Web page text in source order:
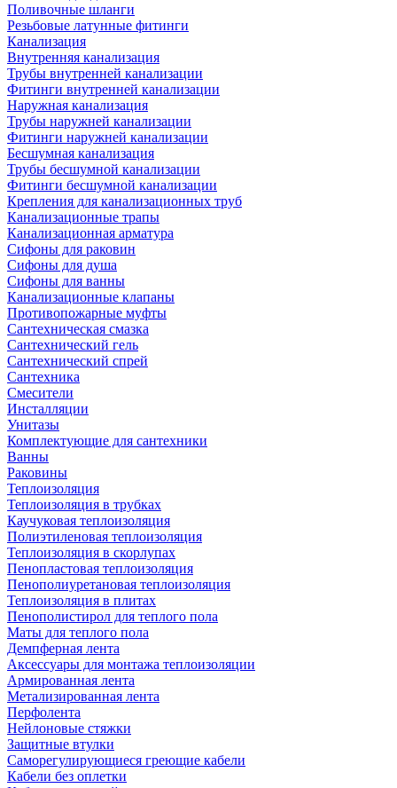
Поливочные шланги
Резьбовые латунные фитинги
Канализация
Внутренняя канализация
Трубы внутренней канализации
Фитинги внутренней канализации
Наружная канализация
Трубы наружней канализации
Фитинги наружней канализации
Бесшумная канализация
Трубы бесшумной канализации
Фитинги бесшумной канализации
Крепления для канализационных труб
Канализационные трапы
Канализационная арматура
Сифоны для раковин
Сифоны для душа
Сифоны для ванны
Канализационные клапаны
Противопожарные муфты
Сантехническая смазка
Сантехнический гель
Сантехнический спрей
Сантехника
Смесители
Инсталляции
Унитазы
Комплектующие для сантехники
Ванны
Раковины
Теплоизоляция
Теплоизоляция в трубках
Каучуковая теплоизоляция
Полиэтиленовая теплоизоляция
Теплоизоляция в скорлупах
Пенопластовая теплоизоляция
Пенополиуретановая теплоизоляция
Теплоизоляция в плитах
Пенополистирол для теплого пола
Маты для теплого пола
Демпферная лента
Аксессуары для монтажа теплоизоляции
Армированная лента
Метализированная лента
Перфолента
Нейлоновые стяжки
Защитные втулки
Саморегулирующиеся греющие кабели
Кабели без оплетки